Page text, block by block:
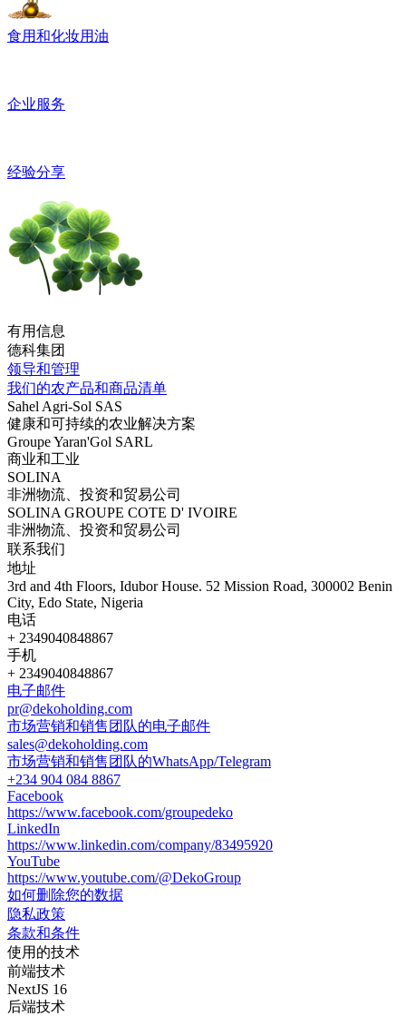
食用和化妆用油
企业服务
经验分享
有用信息
德科集团
领导和管理
我们的农产品和商品清单
Sahel Agri-Sol SAS
健康和可持续的农业解决方案
Groupe Yaran'Gol SARL
商业和工业
SOLINA
非洲物流、投资和贸易公司
SOLINA GROUPE COTE D' IVOIRE
非洲物流、投资和贸易公司
联系我们
地址
3rd and 4th Floors, Idubor House. 52 Mission Road, 300002 Benin
City, Edo State, Nigeria
电话
+ 2349040848867
手机
+ 2349040848867
电子邮件
pr@dekoholding.com
市场营销和销售团队的电子邮件
sales@dekoholding.com
市场营销和销售团队的WhatsApp/Telegram
+234 904 084 8867
Facebook
https://www.facebook.com/groupedeko
LinkedIn
https://www.linkedin.com/company/83495920
YouTube
https://www.youtube.com/@DekoGroup
如何删除您的数据
隐私政策
条款和条件
使用的技术
前端技术
NextJS 16
后端技术